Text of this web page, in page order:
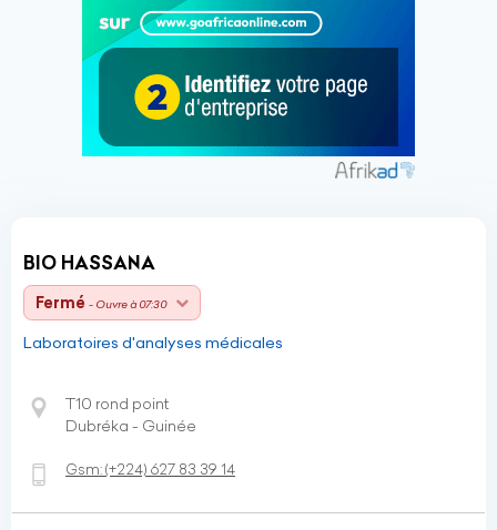
BIO HASSANA
Fermé - Ouvre à 07:30
Laboratoires d'analyses médicales
T10 rond point
Dubréka - Guinée
Gsm:(+224) 627 83 39 14